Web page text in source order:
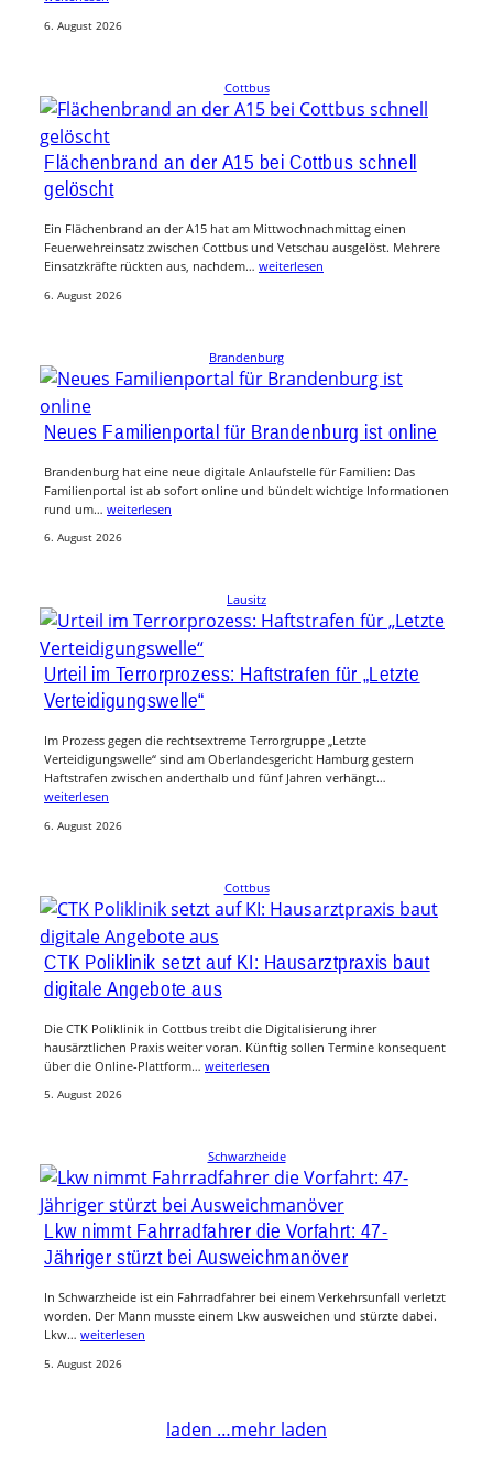
6. August 2026
Cottbus
Flächenbrand an der A15 bei Cottbus schnell
gelöscht
Ein Flächenbrand an der A15 hat am Mittwochnachmittag einen
Feuerwehreinsatz zwischen Cottbus und Vetschau ausgelöst. Mehrere
Einsatzkräfte rückten aus, nachdem… weiterlesen
6. August 2026
Brandenburg
Neues Familienportal für Brandenburg ist online
Brandenburg hat eine neue digitale Anlaufstelle für Familien: Das
Familienportal ist ab sofort online und bündelt wichtige Informationen
rund um… weiterlesen
6. August 2026
Lausitz
Urteil im Terrorprozess: Haftstrafen für „Letzte
Verteidigungswelle“
Im Prozess gegen die rechtsextreme Terrorgruppe „Letzte
Verteidigungswelle“ sind am Oberlandesgericht Hamburg gestern
Haftstrafen zwischen anderthalb und fünf Jahren verhängt…
weiterlesen
6. August 2026
Cottbus
CTK Poliklinik setzt auf KI: Hausarztpraxis baut
digitale Angebote aus
Die CTK Poliklinik in Cottbus treibt die Digitalisierung ihrer
hausärztlichen Praxis weiter voran. Künftig sollen Termine konsequent
über die Online-Plattform… weiterlesen
5. August 2026
Schwarzheide
Lkw nimmt Fahrradfahrer die Vorfahrt: 47-
Jähriger stürzt bei Ausweichmanöver
In Schwarzheide ist ein Fahrradfahrer bei einem Verkehrsunfall verletzt
worden. Der Mann musste einem Lkw ausweichen und stürzte dabei.
Lkw… weiterlesen
5. August 2026
laden …mehr laden